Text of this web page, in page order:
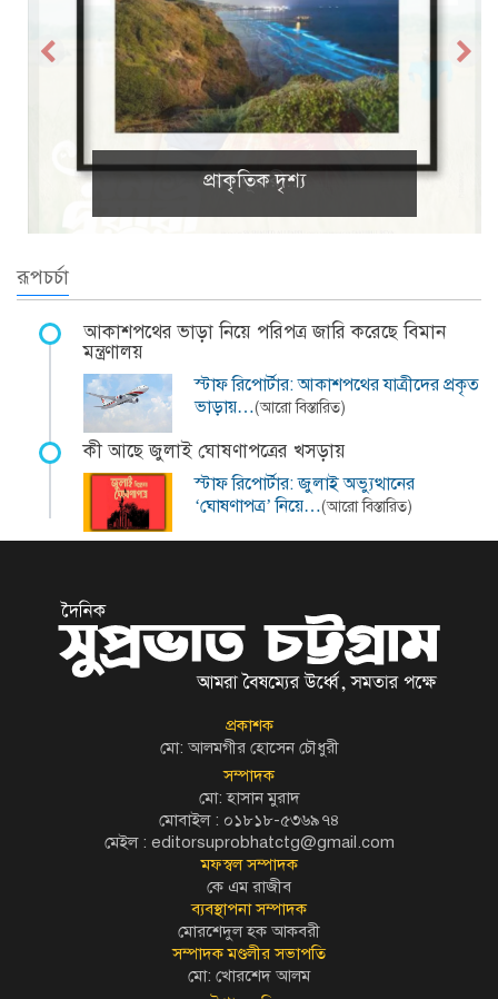
প্রাকৃতিক দৃশ্য
রূপচর্চা
আকাশপথের ভাড়া নিয়ে পরিপত্র জারি করেছে বিমান
মন্ত্রণালয়
স্টাফ রিপোর্টার: আকাশপথের যাত্রীদের প্রকৃত
ভাড়ায়…(আরো বিস্তারিত)
কী আছে জুলাই ঘোষণাপত্রের খসড়ায়
স্টাফ রিপোর্টার: জুলাই অভ্যুত্থানের
‘ঘোষণাপত্র’ নিয়ে…(আরো বিস্তারিত)
প্রকাশক
মো: আলমগীর হোসেন চৌধুরী
সম্পাদক
মো: হাসান মুরাদ
মোবাইল : ০১৮১৮-৫৩৬৯৭৪
মেইল : editorsuprobhatctg@gmail.com
মফস্বল সম্পাদক
কে এম রাজীব
ব্যবস্থাপনা সম্পাদক
মোরশেদুল হক আকবরী
সম্পাদক মণ্ডলীর সভাপতি
মো: খোরশেদ আলম